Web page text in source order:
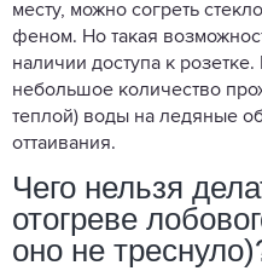
месту, можно согреть
феном. Но такая
наличии доступа к
небольшое количество
теплой) воды на ледяные
оттаивания.
Чего нельзя
отогреве
оно не